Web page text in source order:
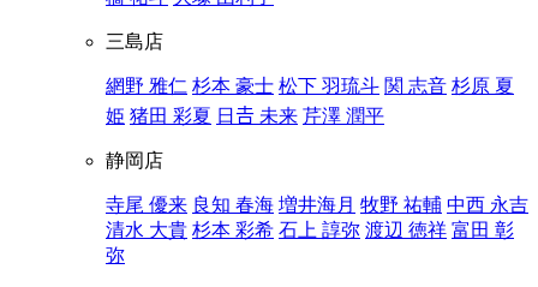
三島店
網野 雅仁 杉本 豪士 松下 羽琉斗 関 志音 杉原 夏
姫 猪田 彩夏 日𠮷 未来 芹澤 潤平
静岡店
寺尾 優来 良知 春海 増井海月 牧野 祐輔 中西 永吉
清水 大貴 杉本 彩希 石上 諄弥 渡辺 徳祥 富田 彰
弥